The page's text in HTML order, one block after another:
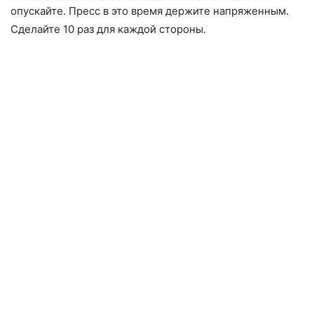
опускайте. Пресс в это время держите напряженным.
Сделайте 10 раз для каждой стороны.